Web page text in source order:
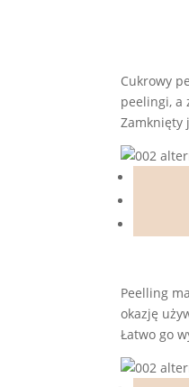
Cukrowy
peelingi, a
Zamknięty
Peelling
okazję
Łatwo go